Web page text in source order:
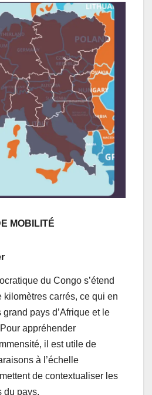
MOBILITÉ
du Congo s’étend
carrés, ce qui en
pays d’Afrique et le
appréhender
il est utile de
à l’échelle
de contextualiser les
du pays.